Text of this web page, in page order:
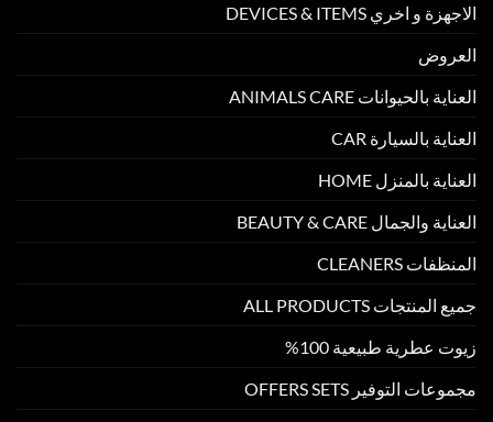
الاجهزة و اخري DEVICES & ITEMS
العروض
العناية بالحيوانات ANIMALS CARE
العناية بالسيارة CAR
العناية بالمنزل HOME
العناية والجمال BEAUTY & CARE
المنظفات CLEANERS
جميع المنتجات ALL PRODUCTS
زيوت عطرية طبيعية 100%
مجموعات التوفير OFFERS SETS